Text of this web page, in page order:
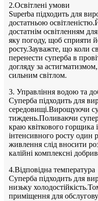
2.Освітлені умови
Superba підходить для
достатньою
достатнім освітленням
яку погоду, щоб сприяти
росту.Зауважте, що коли
перенести суперба в
догляду за
сильним світлом.
3. Управління водою та
Суперба підходить для
середовищі.Вирощуючи
тиждень.Поливаючи
краю квіткового горщика
інтенсивного росту один
живлення слід вносити
калійні комплексні
4.Відповідна температура
Суперба підходить для
низьку
приміщення для